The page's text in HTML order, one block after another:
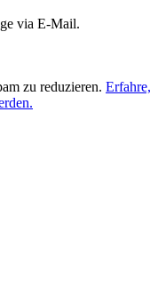
via E-Mail.
zu reduzieren. Erfahre,